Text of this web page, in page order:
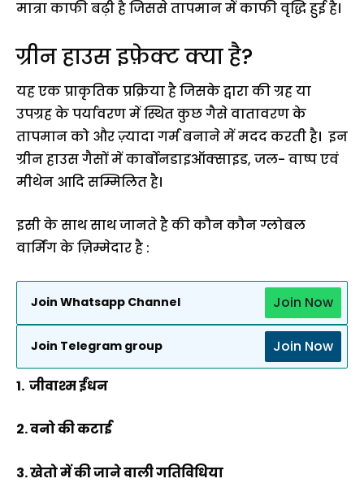
मात्रा काफी बढ़ी है जिससे तापमान में काफी वृद्धि हुई है।
ग्रीन हाउस इफ़ेक्ट क्या है?
यह एक प्राकृतिक प्रक्रिया है जिसके द्वारा की ग्रह या
उपग्रह के पर्यावरण में स्थित कुछ गैसे वातावरण के
तापमान को और ज़्यादा गर्म बनाने में मदद करती है। इन
ग्रीन हाउस गैसों में कार्बोनडाइऑक्साइड, जल- वाष्प एवं
मीथेन आदि सम्मिलित है।
इसी के साथ साथ जानते है की कौन कौन ग्लोबल
वार्मिंग के ज़िम्मेदार है :
Join Whatsapp Channel Join Now
Join Telegram group Join Now
1. जीवाश्म ईंधन
2. वनो की कटाई
3. खेतो में की जाने वाली गतिविधिया